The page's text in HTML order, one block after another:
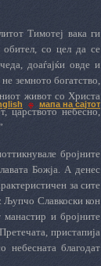
Тимотеј вака ги
обител, со цел да се
доаѓајќи овде и
земното богатство,
живот со Христа
царството небесно,
бројните
Божја. А денес
за сите
Љупчо Славкоски кон
манастир и бројните
пристапија
небесната благодат
мапа на сајтот